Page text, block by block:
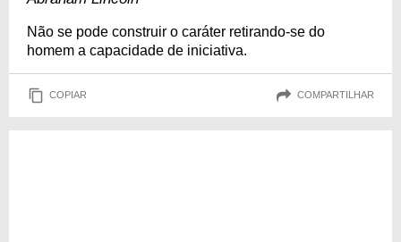
Não se pode construir o caráter retirando-se do
homem a capacidade de iniciativa.
COPIAR COMPARTILHAR